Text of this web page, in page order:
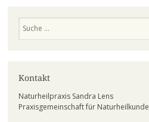
Kontakt
Naturheilpraxis Sandra Lens
Praxisgemeinschaft für Naturheilkunde